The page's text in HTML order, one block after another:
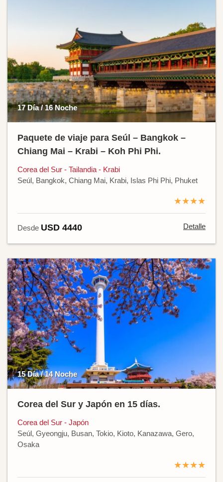
17 Día / 16 Noche
Paquete de viaje para Seúl – Bangkok –
Chiang Mai – Krabi – Koh Phi Phi.
Corea del Sur - Tailandia - Krabi
Seúl, Bangkok, Chiang Mai, Krabi, Islas Phi Phi, Phuket
★★★★
Desde USD 4440 Detalle
15 Día / 14 Noche
Corea del Sur y Japón en 15 días.
Corea del Sur - Japón
Seúl, Gyeongju, Busan, Tokio, Kioto, Kanazawa, Gero,
Osaka
★★★★